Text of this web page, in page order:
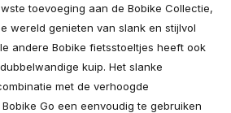
toevoeging aan de Bobike Collectie,
wereld genieten van slank en stijlvol
andere Bobike fietsstoeltjes heeft ook
kuip. Het slanke
met de verhoogde
Go een eenvoudig te gebruiken